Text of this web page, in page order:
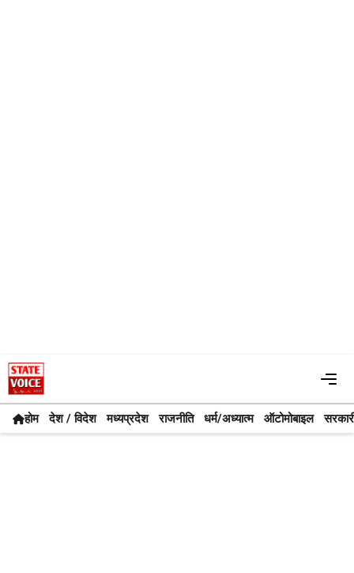
Skip
to
content
होम देश / विदेश मध्यप्रदेश राजनीति धर्म/अध्यात्म ऑटोमोबाइल